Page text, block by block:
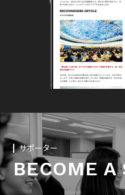
サポーター
BECOME A